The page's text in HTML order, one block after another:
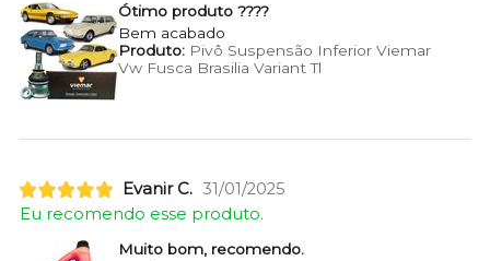
Ótimo produto ????
Bem acabado
Produto:Pivô Suspensão Inferior Viemar
Vw Fusca Brasilia Variant Tl
Evanir C. 31/01/2025
Eu recomendo esse produto.
Muito bom, recomendo.